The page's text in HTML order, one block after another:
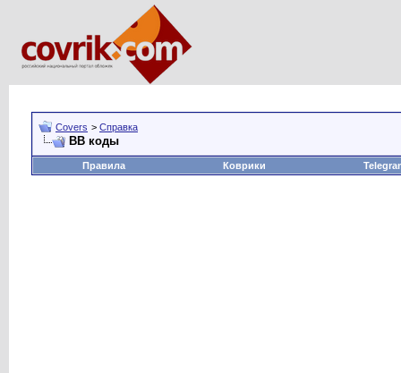
Covers > Справка
BB коды
Правила Коврики